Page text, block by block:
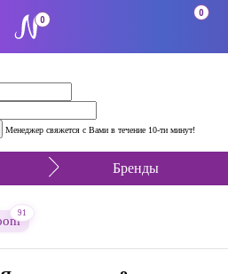
Менеджер свяжется с Вами в течение 10-ти минут!
0
0
Бренды
91